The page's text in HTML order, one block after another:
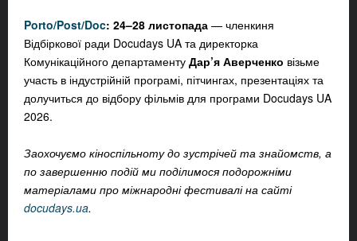
Porto/Post/Doc: 24–28 листопада — членкиня
Відбіркової ради Docudays UA та директорка
Комунікаційного департаменту Дар’я Аверченко візьме
участь в індустрійній програмі, пітчингах, презентаціях та
долучиться до відбору фільмів для програми Docudays UA
2026.
Заохочуємо кіноспільноту до зустрічей та знайомств, а
по завершенню подій ми поділимося подорожніми
матеріалами про міжнародні фестивалі на сайті
docudays.ua.